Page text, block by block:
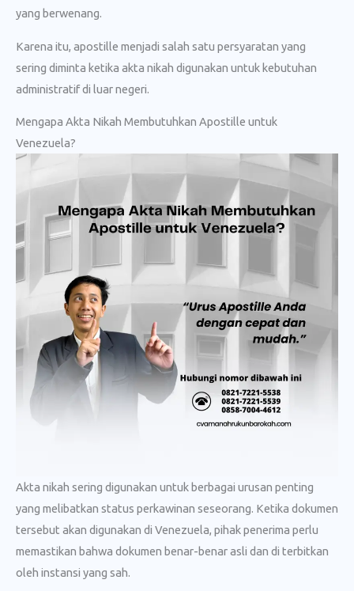
yang berwenang.
Karena itu, apostille menjadi salah satu persyaratan yang
sering diminta ketika akta nikah digunakan untuk kebutuhan
administratif di luar negeri.
Mengapa Akta Nikah Membutuhkan Apostille untuk
Venezuela?
Akta nikah sering digunakan untuk berbagai urusan penting
yang melibatkan status perkawinan seseorang. Ketika dokumen
tersebut akan digunakan di Venezuela, pihak penerima perlu
memastikan bahwa dokumen benar-benar asli dan di terbitkan
oleh instansi yang sah.